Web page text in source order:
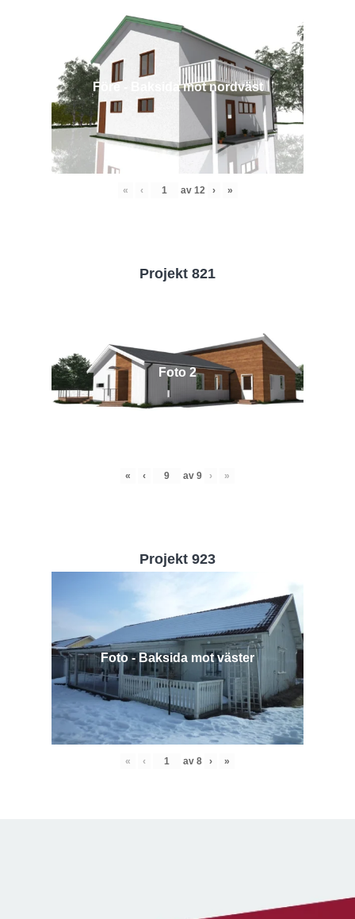
Före - Baksida mot nordväst
« ‹ av 12 › »
Projekt 821
Foto 2
« ‹ av 9 › »
Projekt 923
Foto - Baksida mot väster
« ‹ av 8 › »